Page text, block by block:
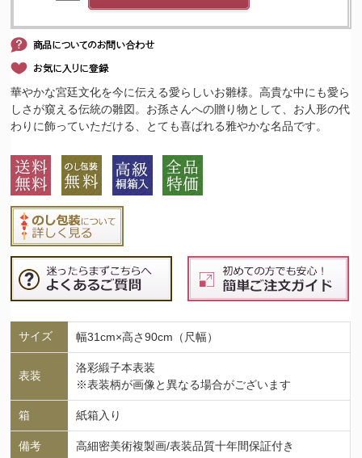
華やかな宮廷文化を今に伝える愛らしいお雛様。高貴な中にも愛ら
しさが窺える伝統の雛図。お孫さんへの贈り物として、お人形の代
わりに飾っていただける、とても喜ばれる雅やかな名品です。
サイズ 幅31cm×高さ90cm（尺幅）
表装
洛彩緞子本表装
※表装柄が画像と異なる場合がございます
箱 紙箱入り
備考 高細密美術複製画/表装品質十年間保証付き